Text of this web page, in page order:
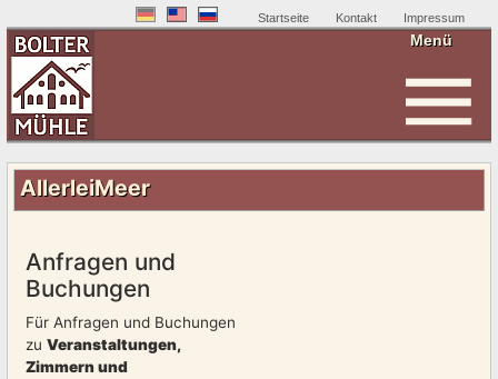
Impressum
Kontakt
Startseite
Menü
Home
AllerleiMeer
Anfragen und
Buchungen
Für Anfragen und Buchungen
zuVeranstaltungen,
Zimmern und